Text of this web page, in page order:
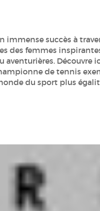
immense succès à
des femmes
aventurières. Découvre
de tennis
du sport plus